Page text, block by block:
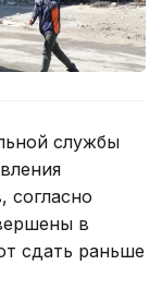
службы
согласно
в
сдать раньше